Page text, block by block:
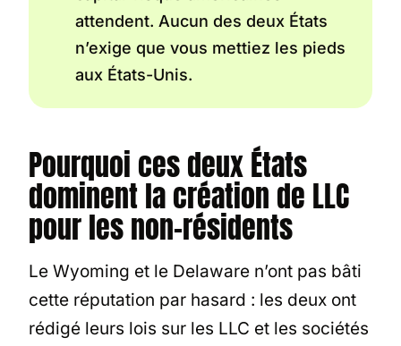
attendent. Aucun des deux États
n’exige que vous mettiez les pieds
aux États-Unis.
Pourquoi ces deux États
dominent la création de LLC
pour les non-résidents
Le Wyoming et le Delaware n’ont pas bâti
cette réputation par hasard : les deux ont
rédigé leurs lois sur les LLC et les sociétés